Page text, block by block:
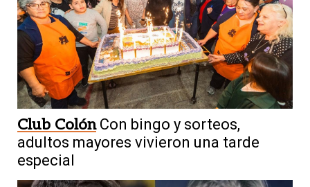
Club Colón Con bingo y sorteos,
adultos mayores vivieron una tarde
especial